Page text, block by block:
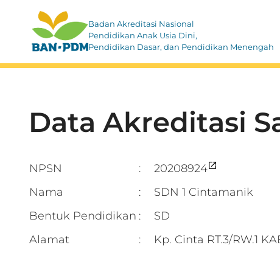
Badan Akreditasi Nasional
Pendidikan Anak Usia Dini,
Pendidikan Dasar, dan Pendidikan Menengah
Data Akreditasi
NPSN :
20208924
Nama
:
SDN 1 Cintamanik
Bentuk Pendidikan :
SD
Alamat
:
Kp. Cinta RT.3/RW.1